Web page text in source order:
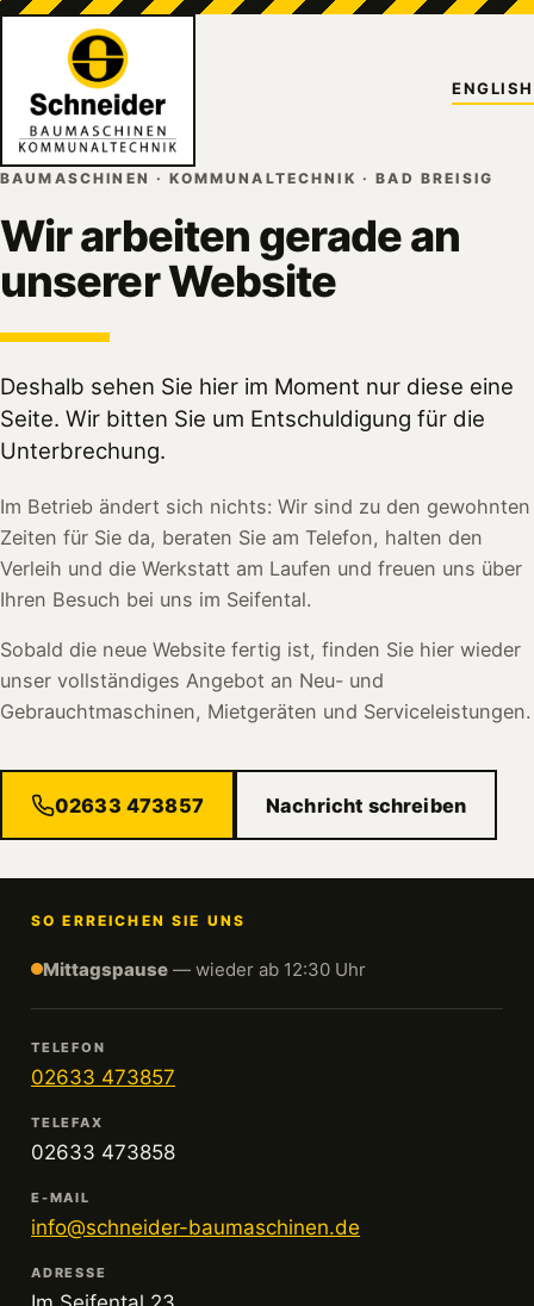
ENGLISH
BAUMASCHINEN · KOMMUNALTECHNIK · BAD BREISIG
Wir arbeiten gerade an
unserer Website
Deshalb sehen Sie hier im Moment nur diese eine
Seite. Wir bitten Sie um Entschuldigung für die
Unterbrechung.
Im Betrieb ändert sich nichts: Wir sind zu den gewohnten
Zeiten für Sie da, beraten Sie am Telefon, halten den
Verleih und die Werkstatt am Laufen und freuen uns über
Ihren Besuch bei uns im Seifental.
Sobald die neue Website fertig ist, finden Sie hier wieder
unser vollständiges Angebot an Neu- und
Gebrauchtmaschinen, Mietgeräten und Serviceleistungen.
02633 473857 Nachricht schreiben
SO ERREICHEN SIE UNS
Mittagspause — wieder ab 12:30 Uhr
TELEFON
02633 473857
TELEFAX
02633 473858
E-MAIL
info@schneider-baumaschinen.de
ADRESSE